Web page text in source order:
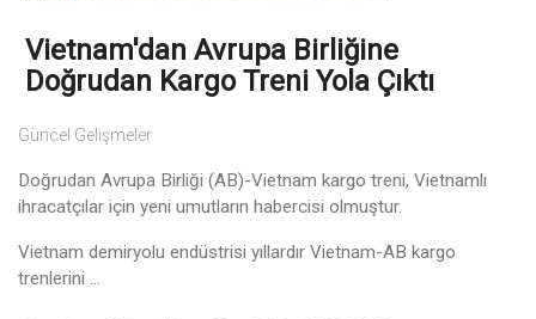
Vietnam'dan Avrupa Birliğine
Doğrudan Kargo Treni Yola Çıktı
Güncel Gelişmeler
Doğrudan Avrupa Birliği (AB)-Vietnam kargo treni, Vietnamlı
ihracatçılar için yeni umutların habercisi olmuştur.
Vietnam demiryolu endüstrisi yıllardır Vietnam-AB kargo
trenlerini ...